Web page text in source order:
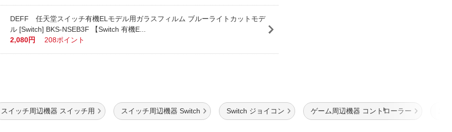
DEFF 任天堂スイッチ有機ELモデル用ガラスフィルム ブルーライトカットモデ
ル [Switch] BKS-NSEB3F 【Switch 有機E...
2,080円
208ポイント
スイッチ周辺機器 スイッチ用 スイッチ周辺機器 Switch Switch ジョイコン ゲーム周辺機器 コントローラー